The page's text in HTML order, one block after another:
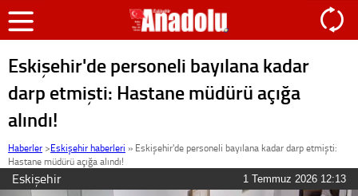
Eskişehir'de personeli bayılana kadar
darp etmişti: Hastane müdürü açığa
alındı!
Haberler >Eskişehir haberleri » Eskişehir'de personeli bayılana kadar darp etmişti:
Hastane müdürü açığa alındı!
Eskişehir 1 Temmuz 2026 12:13